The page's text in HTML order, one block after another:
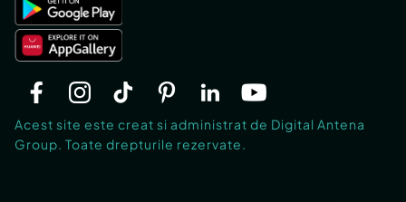
Acest site este creat si administrat de Digital Antena
Group. Toate drepturile rezervate.